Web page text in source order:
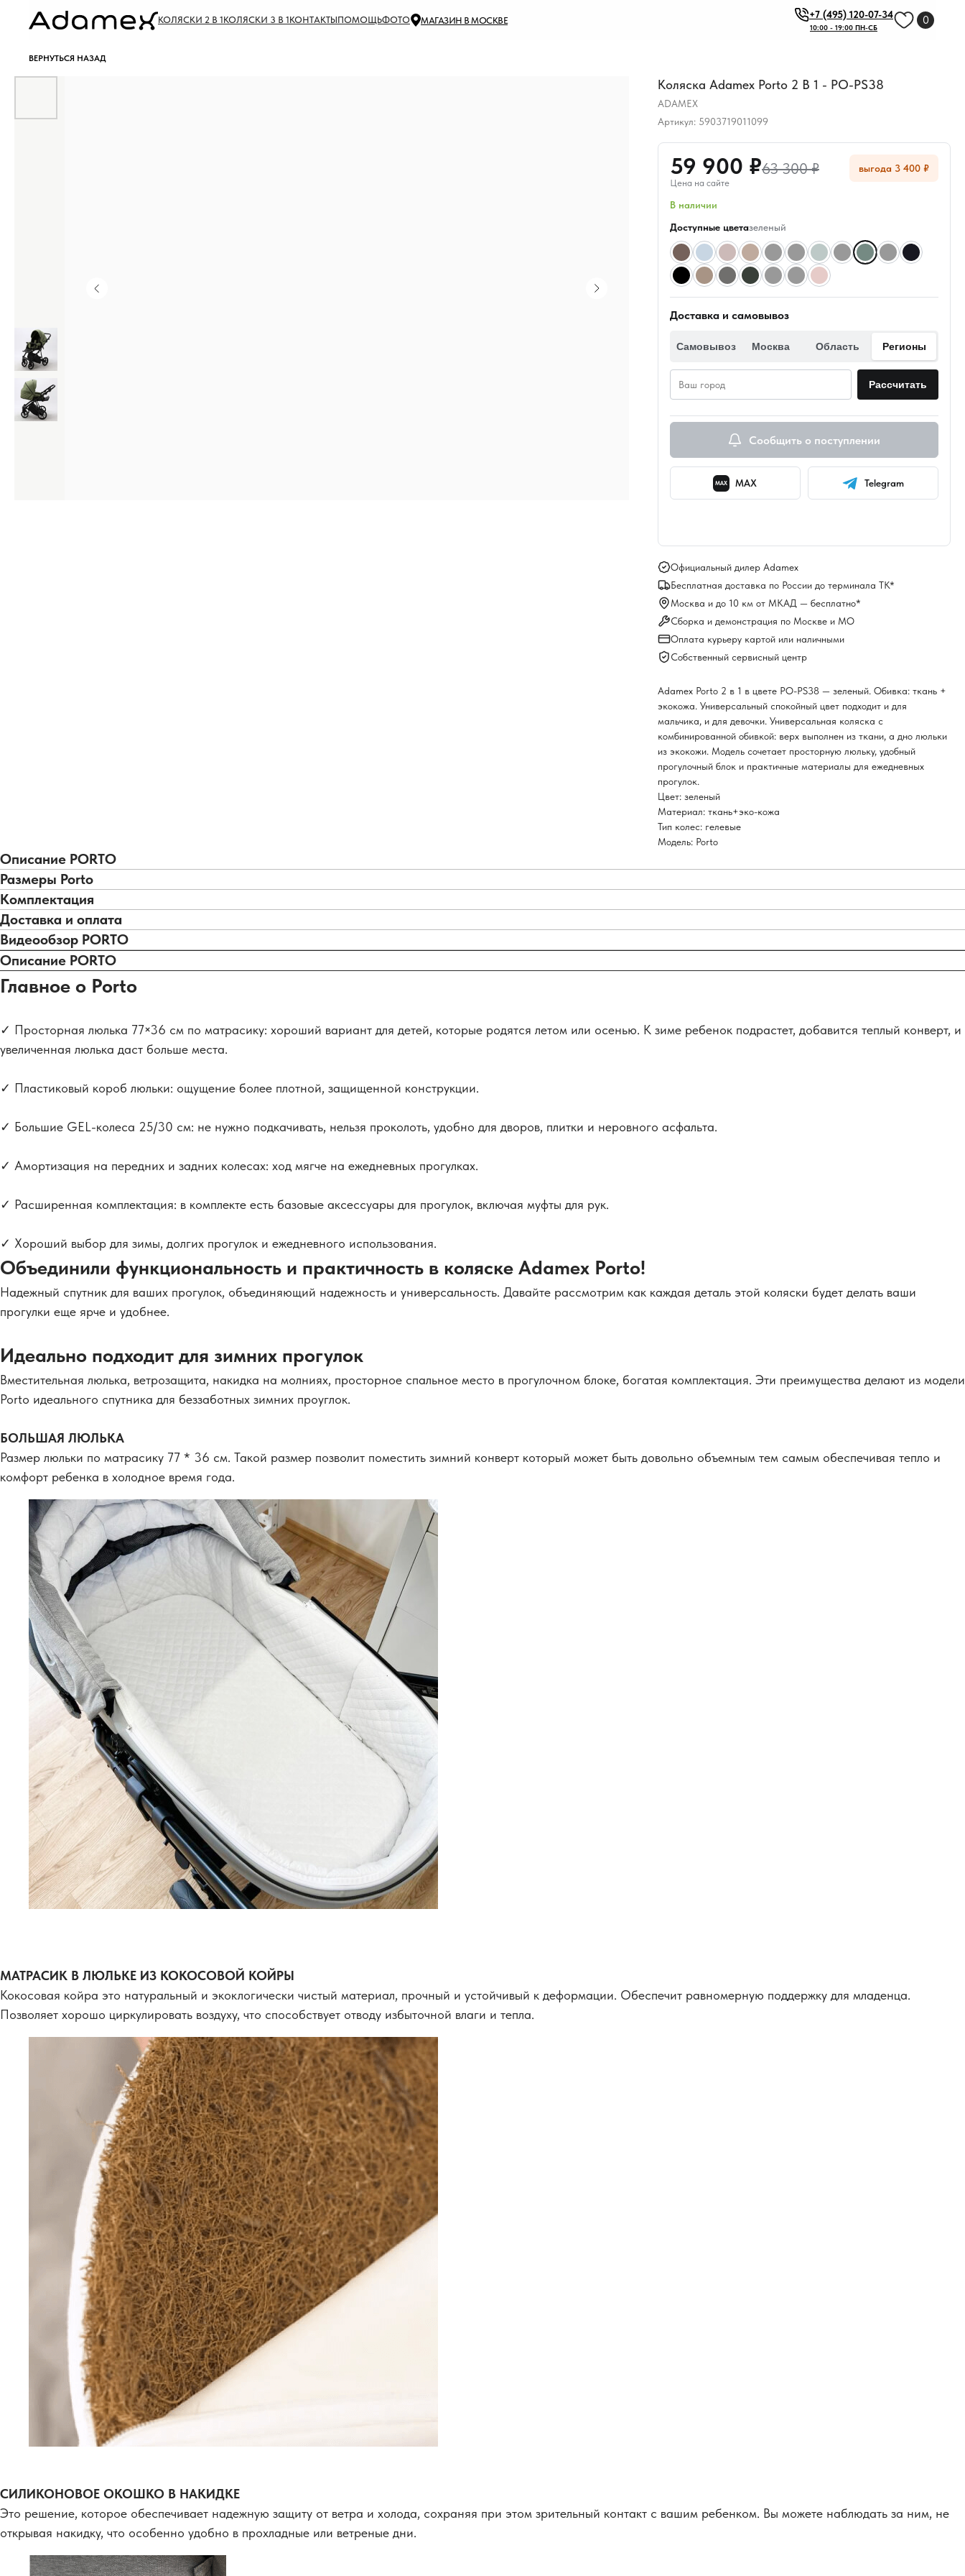
КОЛЯСКИ 2 В 1КОЛЯСКИ 3 В 1КОНТАКТЫПОМОЩЬФОТО МАГАЗИН В МОСКВЕ +7 (495) 120-07-34
10:00 - 19:00 ПН-СБ
0
ВЕРНУТЬСЯ НАЗАД
Коляска Adamex Porto 2 В 1 - PO-PS38
ADAMEX
Артикул: 5903719011099
59 900 ₽63 300 ₽
Цена на сайте
выгода 3 400 ₽
В наличии
Доступные цветазеленый
Доставка и самовывоз
Самовывоз Москва Область Регионы
Рассчитать
Сообщить о поступлении
MAX MAX Telegram
Официальный дилер Adamex
Бесплатная доставка по России до терминала ТК*
Москва и до 10 км от МКАД — бесплатно*
Сборка и демонстрация по Москве и МО
Оплата курьеру картой или наличными
Собственный сервисный центр
Adamex Porto 2 в 1 в цвете PO-PS38 — зеленый. Обивка: ткань +
экокожа. Универсальный спокойный цвет подходит и для
мальчика, и для девочки. Универсальная коляска с
комбинированной обивкой: верх выполнен из ткани, а дно люльки
из экокожи. Модель сочетает просторную люльку, удобный
прогулочный блок и практичные материалы для ежедневных
прогулок.
Цвет: зеленый
Материал: ткань+эко-кожа
Тип колес: гелевые
Модель: Porto
Описание PORTO
Размеры Porto
Комплектация
Доставка и оплата
Видеообзор PORTO
Описание PORTO
Главное о Porto
✓ Просторная люлька 77×36 см по матрасику: хороший вариант для детей, которые родятся летом или осенью. К зиме ребенок подрастет, добавится теплый конверт, и
увеличенная люлька даст больше места.
✓ Пластиковый короб люльки: ощущение более плотной, защищенной конструкции.
✓ Большие GEL-колеса 25/30 см: не нужно подкачивать, нельзя проколоть, удобно для дворов, плитки и неровного асфальта.
✓ Амортизация на передних и задних колесах: ход мягче на ежедневных прогулках.
✓ Расширенная комплектация: в комплекте есть базовые аксессуары для прогулок, включая муфты для рук.
✓ Хороший выбор для зимы, долгих прогулок и ежедневного использования.
Объединили функциональность и практичность в коляске Adamex Porto!
Надежный спутник для ваших прогулок, объединяющий надежность и универсальность. Давайте рассмотрим как каждая деталь этой коляски будет делать ваши
прогулки еще ярче и удобнее.
Идеально подходит для зимних прогулок
Вместительная люлька, ветрозащита, накидка на молниях, просторное спальное место в прогулочном блоке, богатая комплектация. Эти преимущества делают из модели
Porto идеального спутника для беззаботных зимних проуглок.
БОЛЬШАЯ ЛЮЛЬКА
Размер люльки по матрасику 77 * 36 см. Такой размер позволит поместить зимний конверт который может быть довольно объемным тем самым обеспечивая тепло и
комфорт ребенка в холодное время года.
МАТРАСИК В ЛЮЛЬКЕ ИЗ КОКОСОВОЙ КОЙРЫ
Кокосовая койра это натуральный и экоклогически чистый материал, прочный и устойчивый к деформации. Обеспечит равномерную поддержку для младенца.
Позволяет хорошо циркулировать воздуху, что способствует отводу избыточной влаги и тепла.
СИЛИКОНОВОЕ ОКОШКО В НАКИДКЕ
Это решение, которое обеспечивает надежную защиту от ветра и холода, сохраняя при этом зрительный контакт с вашим ребенком. Вы можете наблюдать за ним, не
открывая накидку, что особенно удобно в прохладные или ветреные дни.